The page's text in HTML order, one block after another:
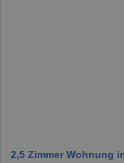
2,5 Zimmer Wohnung